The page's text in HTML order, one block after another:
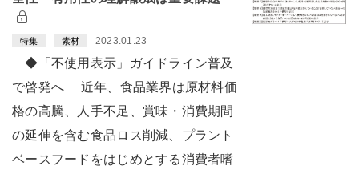
特集 素材 2023.01.23
◆「不使用表示」ガイドライン普及
で啓発へ 近年、食品業界は原材料価
格の高騰、人手不足、賞味・消費期間
の延伸を含む食品ロス削減、プラント
ベースフードをはじめとする消費者嗜